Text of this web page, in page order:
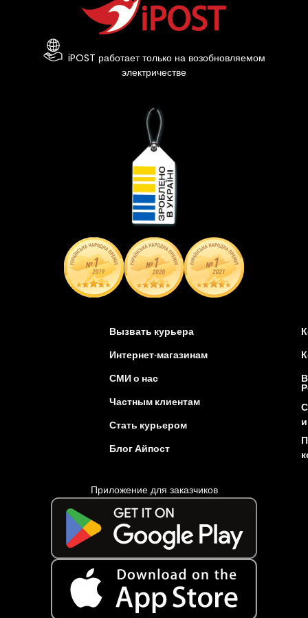
iPOST работает только на возобновляемом
электричестве
Вызвать курьера
Интернет-магазинам
СМИ о нас
Частным клиентам
Стать курьером
Блог Айпост
Приложение для заказчиков